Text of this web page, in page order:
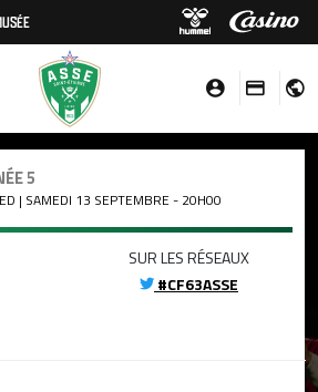
5
| SAMEDI 13 SEPTEMBRE - 20H00
SUR LES RÉSEAUX
#CF63ASSE